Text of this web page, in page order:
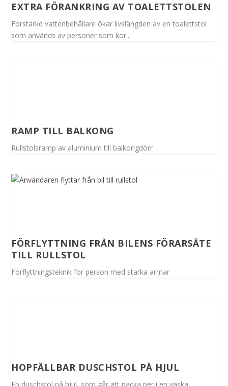
EXTRA FÖRANKRING AV TOALETTSTOLEN
Förstärkd vattenbehållare ökar livslängden av en toalettstol
som används av personer som kör...
RAMP TILL BALKONG
Rullstolsramp av aluminium till balkongdörr
FÖRFLYTTNING FRÅN BILENS FÖRARSÄTE
TILL RULLSTOL
Förflyttningsteknik för person med starka armar
HOPFÄLLBAR DUSCHSTOL PÅ HJUL